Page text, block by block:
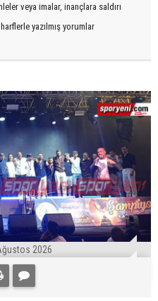
veya imalar, inançlara saldırı
yazılmış yorumlar
2026